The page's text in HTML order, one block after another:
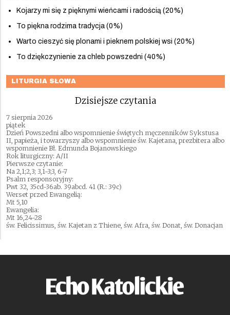
Kojarzy mi się z pięknymi wieńcami i radością (20%)
To piękna rodzima tradycja (0%)
Warto cieszyć się plonami i pieknem polskiej wsi (20%)
To dziękczynienie za chleb powszedni (40%)
LITURGIA SŁOWA
Dzisiejsze czytania
7 sierpnia 2026
piątek
Dzień Powszedni albo wspomnienie świętych męczenników Sykstusa
II, papieża, i towarzyszy albo wspomnienie św. Kajetana, prezbitera albo
wspomnienie Bł. Edmunda Bojanowskiego
Rok liturgiczny: A/II
Pierwsze czytanie:
Na 2,1;2,3; 3,1-3;3, 6-7
Psalm responsoryjny:
Pwt 32, 35cd-36ab. 39abcd. 41 (R.: 39c)
Werset przed Ewangelią:
Mt 5,10
Ewangelia:
Mt 16,24-28
św. Felicissimus, św. Kajetan z Thiene, św. Afra, św. Donat, św. Donacjan